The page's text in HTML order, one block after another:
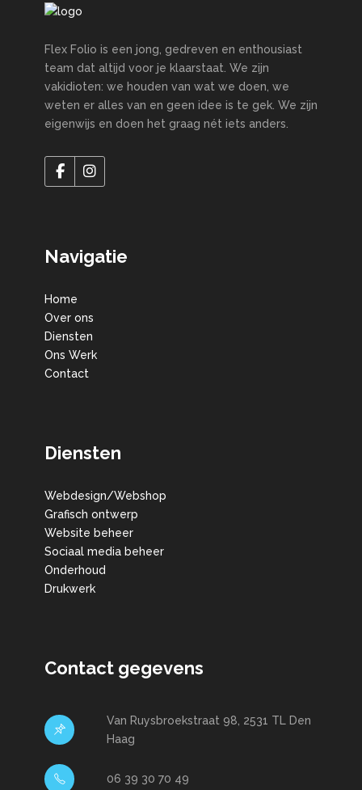
Flex Folio is een jong, gedreven en enthousiast
team dat altijd voor je klaarstaat. We zijn
vakidioten: we houden van wat we doen, we
weten er alles van en geen idee is te gek. We zijn
eigenwijs en doen het graag nét iets anders.
Navigatie
Home
Over ons
Diensten
Ons Werk
Contact
Diensten
Webdesign/Webshop
Grafisch ontwerp
Website beheer
Sociaal media beheer
Onderhoud
Drukwerk
Contact gegevens
Van Ruysbroekstraat 98, 2531 TL Den
Haag
06 39 30 70 49